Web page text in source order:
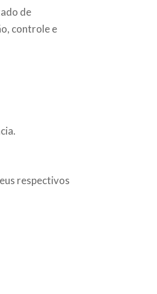
de
controle e
respectivos